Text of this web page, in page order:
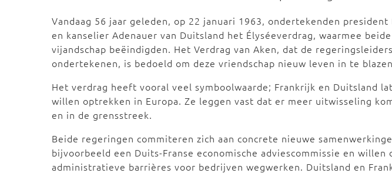
Vandaag 56 jaar geleden, op 22 januari 1963, ondertekenden president
en kanselier Adenauer van Duitsland het Élyséeverdrag, waarmee
vijandschap beëindigden. Het Verdrag van Aken, dat de
ondertekenen, is bedoeld om deze vriendschap nieuw leven in te
Het verdrag heeft vooral veel symboolwaarde; Frankrijk en Duitsland
willen optrekken in Europa. Ze leggen vast dat er meer uitwisseling
en in de grensstreek.
Beide regeringen commiteren zich aan concrete nieuwe
bijvoorbeeld een Duits-Franse economische adviescommissie en willen
administratieve barrières voor bedrijven wegwerken. Duitsland en